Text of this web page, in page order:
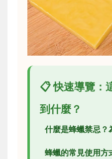
📋 快速導覽：
到什麼？
什麼是蜂蠟禁忌？
蜂蠟的常見使用方